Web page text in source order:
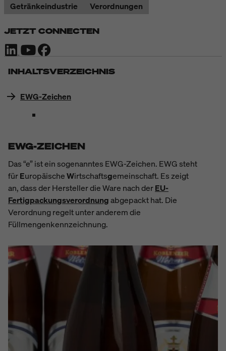
Getränkeindustrie
Verordnungen
JETZT CONNECTEN
INHALTSVERZEICHNIS
EWG-Zeichen
EWG-ZEICHEN
Das “e” ist ein sogenanntes EWG-Zeichen. EWG steht
fürEuropäischeWirtschaftsgemeinschaft. Es zeigt
an, dass der Hersteller die Ware nach derEU-
Fertigpackungsverordnungabgepackt hat. Die
Verordnung regelt unter anderem die
Füllmengenkennzeichnung.